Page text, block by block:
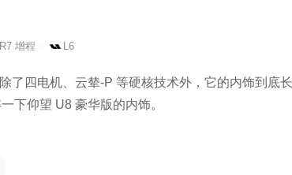
增程 L6
了四电机、云辇-P 等硬核技术外，它的内饰到底
下仰望 U8 豪华版的内饰。